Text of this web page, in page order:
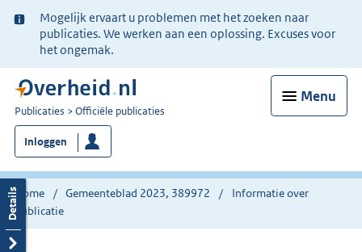
Ter
informatie:
Mogelijk ervaart u problemen met het zoeken naar
publicaties. We werken aan een oplossing. Excuses voor
het ongemak.
Menu
U
bent
nu
hier:
Publicaties Officiële publicaties
Inloggen
Home Gemeenteblad 2023, 389972
Informatie over
publicatie